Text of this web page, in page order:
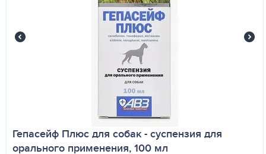
Гепасейф Плюс для собак - суспензия для
орального применения, 100 мл